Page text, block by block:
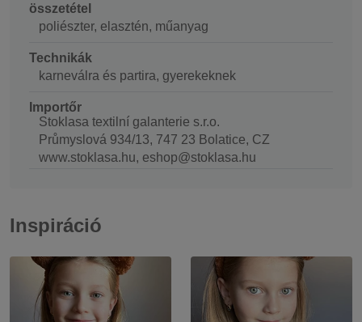
összetétel
poliészter, elasztén, műanyag
Technikák
karneválra és partira, gyerekeknek
Importőr
Stoklasa textilní galanterie s.r.o.
Průmyslová 934/13, 747 23 Bolatice, CZ
www.stoklasa.hu, eshop@stoklasa.hu
Inspiráció